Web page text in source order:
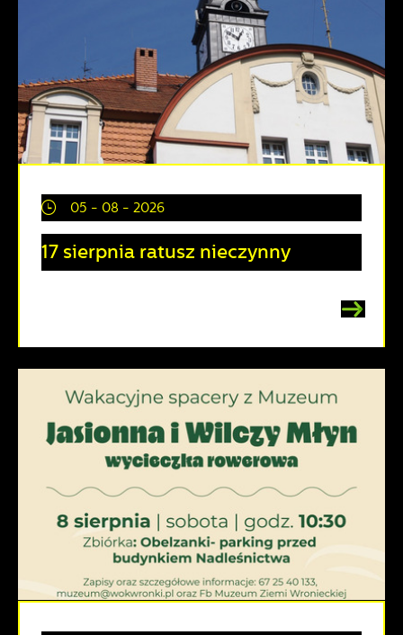
05 - 08 - 2026
17 sierpnia ratusz nieczynny